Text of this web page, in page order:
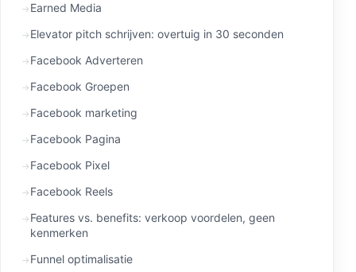
Earned Media
Elevator pitch schrijven: overtuig in 30 seconden
Facebook Adverteren
Facebook Groepen
Facebook marketing
Facebook Pagina
Facebook Pixel
Facebook Reels
Features vs. benefits: verkoop voordelen, geen
kenmerken
Funnel optimalisatie